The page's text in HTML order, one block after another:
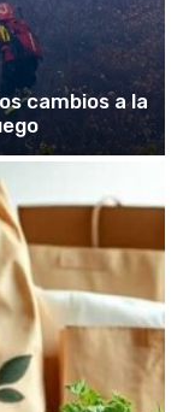
cambios a la